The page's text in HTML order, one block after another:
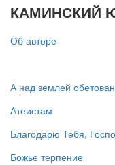
КАМИНСКИЙ
Об авторе
А над землей
Атеистам
Благодарю Тебя,
Божье терпение